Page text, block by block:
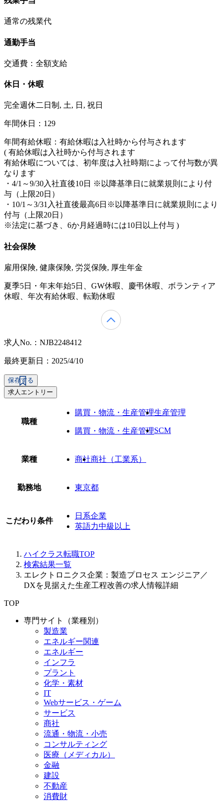
通常の残業代
通勤手当
交通費：全額支給
休日・休暇
完全週休二日制, 土, 日, 祝日
年間休日：129
年間有給休暇：有給休暇は入社時から付与されます
( 有給休暇は入社時から付与されます
有給休暇については、初年度は入社時期によって付与数が異
なります
・4/1～9/30入社直後10日 ※以降基準日に就業規則により付
与（上限20日）
・10/1～3/31入社直後最高6日※以降基準日に就業規則により
付与（上限20日）
※法定に基づき、6か月経過時には10日以上付与 )
社会保険
雇用保険, 健康保険, 労災保険, 厚生年金
夏季5日・年末年始5日、GW休暇、慶弔休暇、ボランティア
休暇、年次有給休暇、転勤休暇
求人No.：NJB2248412
最終更新日：2025/4/10
保存する
求人エントリー
職種
購買・物流・生産管理生産管理
購買・物流・生産管理SCM
業種 商社商社（工業系）
勤務地 東京都
こだわり条件
日系企業
英語力中級以上
ハイクラス転職TOP
検索結果一覧
エレクトロニクス企業：製造プロセス エンジニア／
DXを見据えた生産工程改善の求人情報詳細
TOP
専門サイト（業種別）
製造業
エネルギー関連
エネルギー
インフラ
プラント
化学・素材
IT
Webサービス・ゲーム
サービス
商社
流通・物流・小売
コンサルティング
医療（メディカル）
金融
建設
不動産
消費財